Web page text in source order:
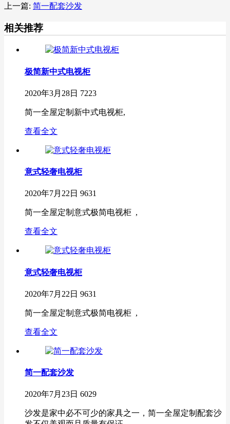
上一篇: 简一配套沙发
相关推荐
极简新中式电视柜
2020年3月28日 7223
简一全屋定制新中式电视柜,
查看全文
意式轻奢电视柜
2020年7月22日 9631
简一全屋定制意式极简电视柜 ,
查看全文
意式轻奢电视柜
2020年7月22日 9631
简一全屋定制意式极简电视柜 ,
查看全文
简一配套沙发
2020年7月23日 6029
沙发是家中必不可少的家具之一，简一全屋定制配套沙